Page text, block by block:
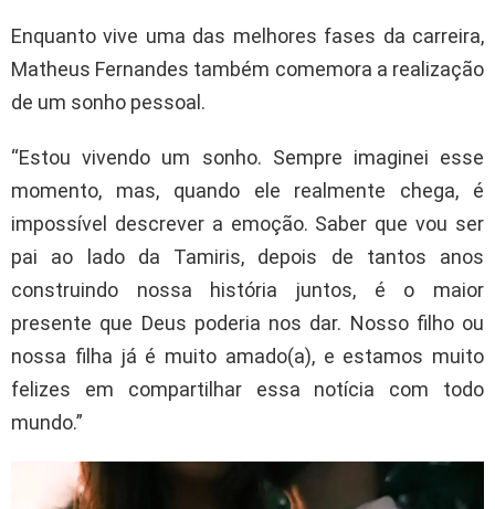
Enquanto vive uma das melhores fases da carreira,
Matheus Fernandes também comemora a realização
de um sonho pessoal.
“Estou vivendo um sonho. Sempre imaginei esse
momento, mas, quando ele realmente chega, é
impossível descrever a emoção. Saber que vou ser
pai ao lado da Tamiris, depois de tantos anos
construindo nossa história juntos, é o maior
presente que Deus poderia nos dar. Nosso filho ou
nossa filha já é muito amado(a), e estamos muito
felizes em compartilhar essa notícia com todo
mundo.”